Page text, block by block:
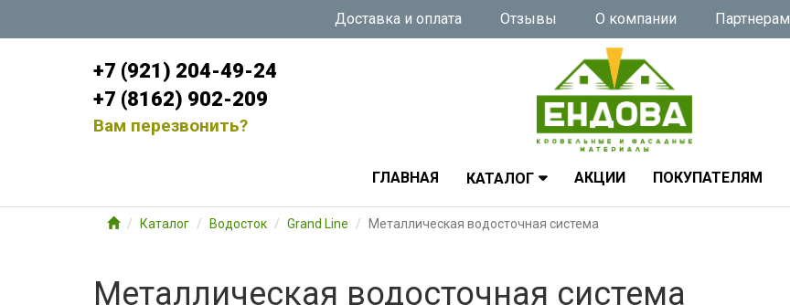
Доставка и оплата Отзывы О компании Партнерам
+7 (921) 204-49-24
+7 (8162) 902-209
Вам перезвонить?
ГЛАВНАЯ КАТАЛОГ АКЦИИ ПОКУПАТЕЛЯМ
Каталог Водосток Grand Line Металлическая водосточная система
Металлическая водосточная система